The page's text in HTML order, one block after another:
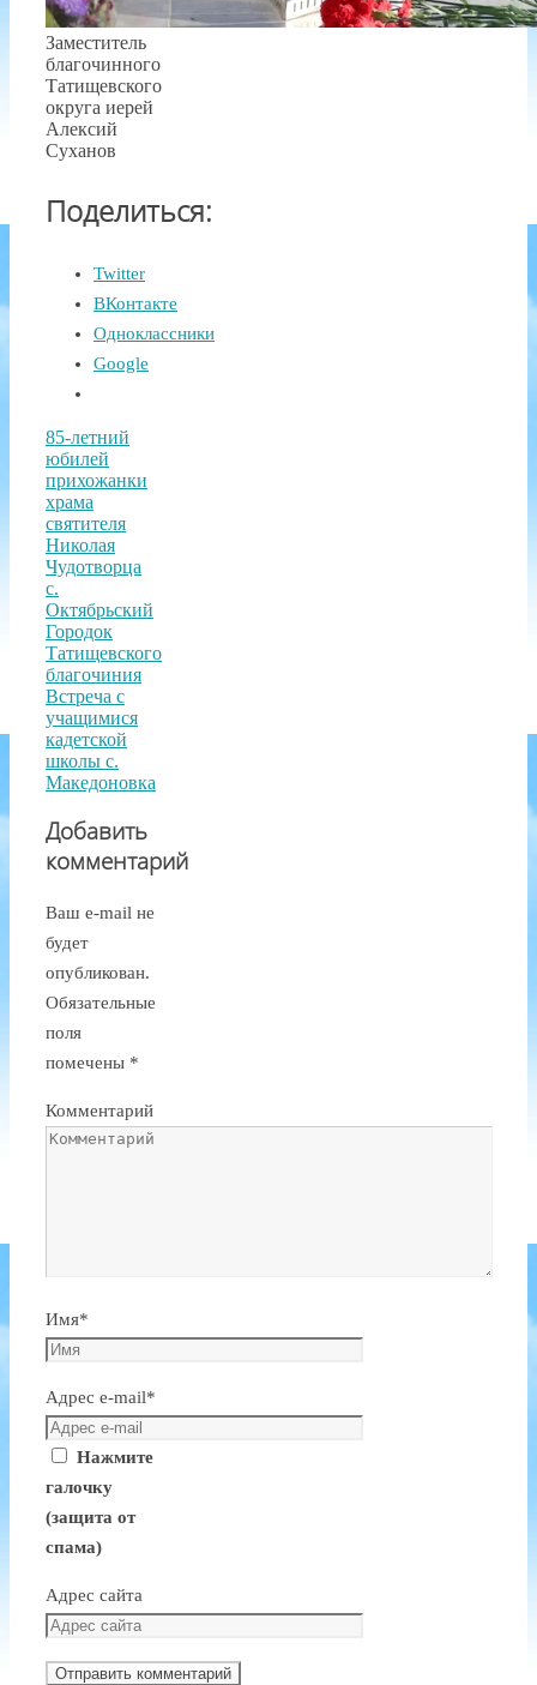
Заместитель
благочинного
Татищевского
округа иерей
Алексий
Суханов
Поделиться:
Twitter
ВКонтакте
Одноклассники
Google
85-летний
юбилей
прихожанки
храма
святителя
Николая
Чудотворца
с.
Октябрьский
Городок
Татищевского
благочиния
Встреча с
учащимися
кадетской
школы с.
Македоновка
Добавить
комментарий
Ваш e-mail не
будет
опубликован.
Обязательные
поля
помечены *
Комментарий
Имя*
Адрес e-mail*
Нажмите
галочку
(защита от
спама)
Адрес сайта